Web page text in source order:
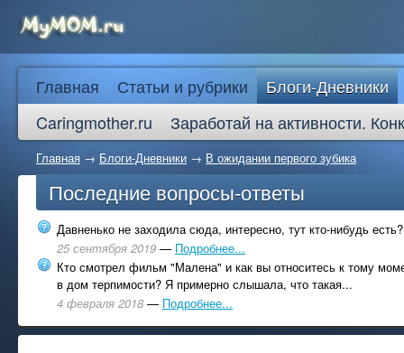
Главная Статьи и рубрики
Блоги-Дневники
Caringmother.ru
Заработай на активности.
Главная → Блоги-Дневники → В ожидании первого зубика
Последние вопросы-ответы
Давненько не заходила сюда, интересно, тут кто-нибудь есть?
25 сентября 2019 — Подробнее...
Кто смотрел фильм "Малена" и как вы относитесь к тому
в дом терпимости? Я примерно слышала, что такая...
4 февраля 2018 — Подробнее...